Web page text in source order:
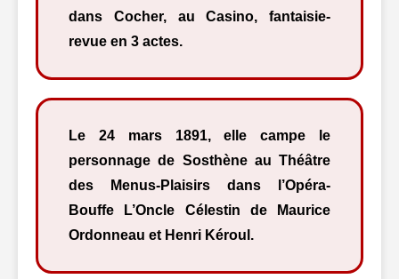
dans Cocher, au Casino, fantaisie-
revue en 3 actes.
Le 24 mars 1891, elle campe le
personnage de Sosthène au Théâtre
des Menus-Plaisirs dans l’Opéra-
Bouffe L’Oncle Célestin de Maurice
Ordonneau et Henri Kéroul.